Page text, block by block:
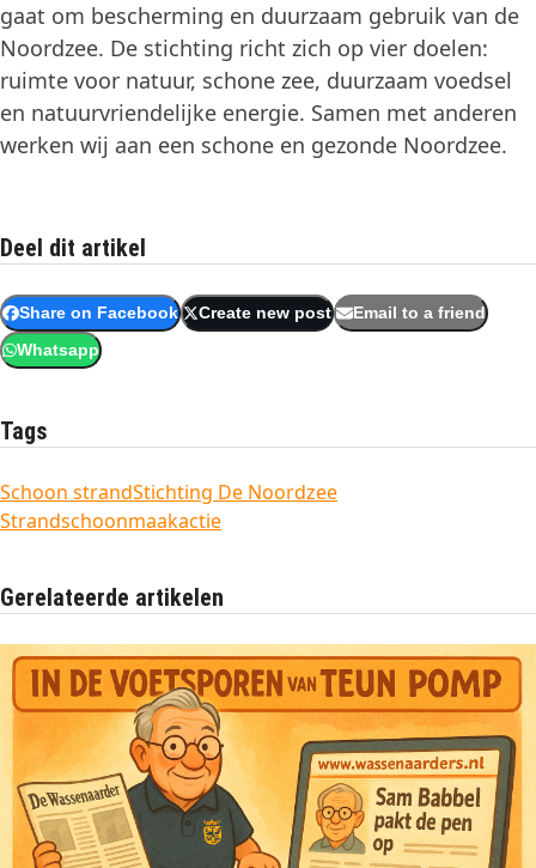
gaat om bescherming en duurzaam gebruik van de
Noordzee. De stichting richt zich op vier doelen:
ruimte voor natuur, schone zee, duurzaam voedsel
en natuurvriendelijke energie. Samen met anderen
werken wij aan een schone en gezonde Noordzee.
Deel dit artikel
Share on Facebook Create new post Email to a friend
Whatsapp
Tags
Schoon strandStichting De Noordzee
Strandschoonmaakactie
Gerelateerde artikelen